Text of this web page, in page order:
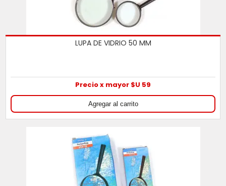
LUPA DE VIDRIO 50 MM
Precio x mayor $U 59